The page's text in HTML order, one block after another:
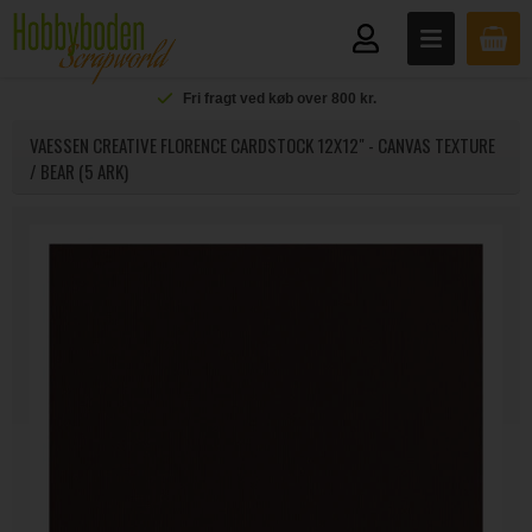
Fri fragt ved køb over 800 kr.
VAESSEN CREATIVE FLORENCE CARDSTOCK 12X12" - CANVAS TEXTURE
/ BEAR (5 ARK)